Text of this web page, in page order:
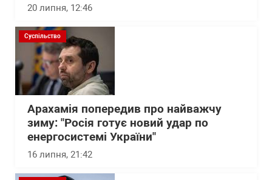
20 липня, 12:46
Суспільство
Арахамія попередив про найважчу
зиму: "Росія готує новий удар по
енергосистемі України"
16 липня, 21:42